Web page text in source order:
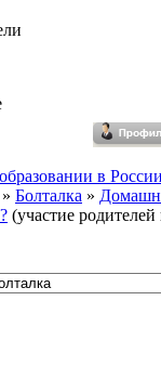
в
» Болталка »
(участие